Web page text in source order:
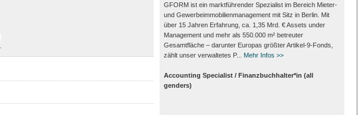
GFORM ist ein marktführender Spezialist im Bereich Mieter-
und Gewerbeimmobilienmanagement mit Sitz in Berlin. Mit
über 15 Jahren Erfahrung, ca. 1,35 Mrd. € Assets under
Management und mehr als 550.000 m² betreuter
Gesamtfläche – darunter Europas größter Artikel-9-Fonds,
zählt unser verwaltetes P...
Mehr Infos >>
Accounting Specialist / Finanzbuchhalter*in (all
genders)